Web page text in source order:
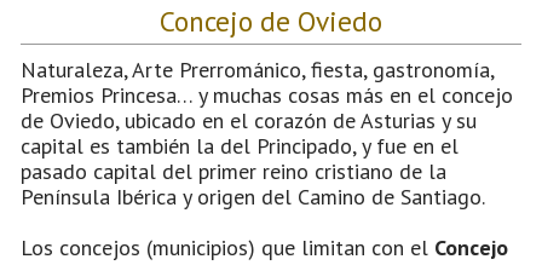
Concejo de Oviedo
Naturaleza, Arte Prerrománico, fiesta, gastronomía,
Premios Princesa… y muchas cosas más en el concejo
de Oviedo, ubicado en el corazón de Asturias y su
capital es también la del Principado, y fue en el
pasado capital del primer reino cristiano de la
Península Ibérica y origen del Camino de Santiago.
Los concejos (municipios) que limitan con el Concejo